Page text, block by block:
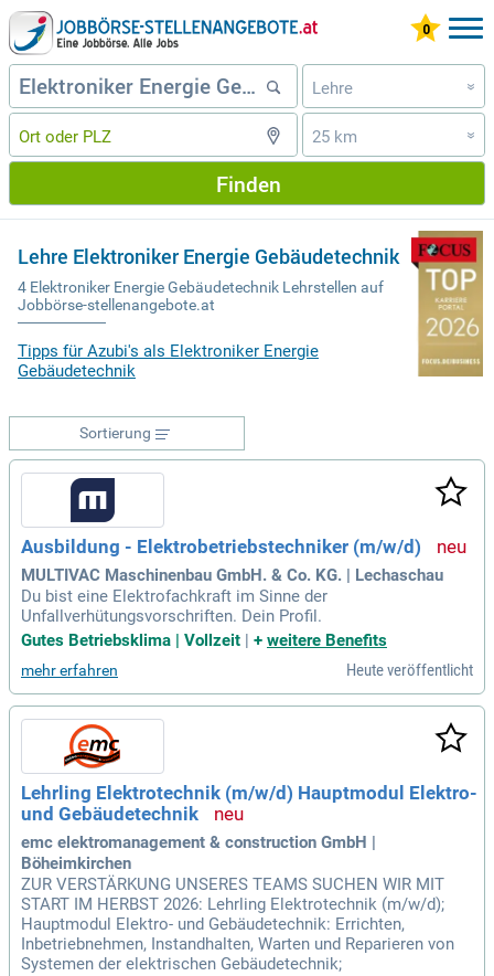
Lehre »
25 km »
Finden
Lehre Elektroniker Energie Gebäudetechnik
4 Elektroniker Energie Gebäudetechnik Lehrstellen auf
Jobbörse-stellenangebote.at
Tipps für Azubi's als Elektroniker Energie
Gebäudetechnik
Sortierung
Ausbildung - Elektrobetriebstechniker (m/w/d)
MULTIVAC Maschinenbau GmbH. & Co. KG. | Lechaschau
Du bist eine Elektrofachkraft im Sinne der
Unfallverhütungsvorschriften. Dein Profil.
Gutes Betriebsklima | Vollzeit | + weitere Benefits
mehr erfahren Heute veröffentlicht
Lehrling Elektrotechnik (m/w/d) Hauptmodul Elektro-
und Gebäudetechnik
emc elektromanagement & construction GmbH |
Böheimkirchen
ZUR VERSTÄRKUNG UNSERES TEAMS SUCHEN WIR MIT
START IM HERBST 2026: Lehrling Elektrotechnik (m/w/d);
Hauptmodul Elektro- und Gebäudetechnik: Errichten,
Inbetriebnehmen, Instandhalten, Warten und Reparieren von
Systemen der elektrischen Gebäudetechnik;